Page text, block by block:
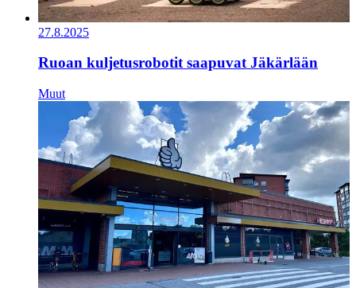
27.8.2025
Ruoan kuljetusrobotit saapuvat Jäkärlään
Muut